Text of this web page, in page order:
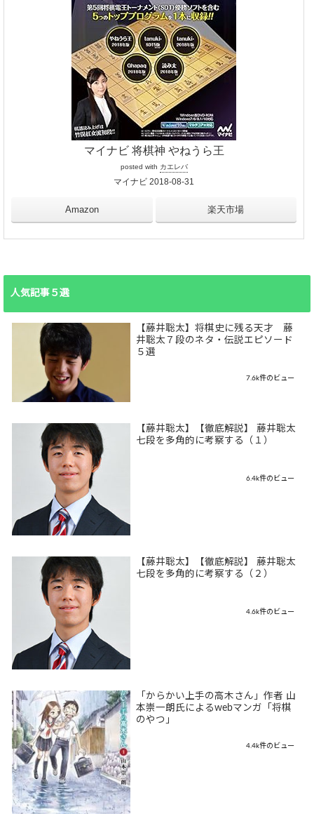
マイナビ 将棋神 やねうら王
posted with カエレバ
マイナビ 2018-08-31
Amazon 楽天市場
人気記事５選
【藤井聡太】将棋史に残る天才 藤
井聡太７段のネタ・伝説エピソード
５選
7.6k件のビュー
【藤井聡太】【徹底解説】 藤井聡太
七段を多角的に考察する（１）
6.4k件のビュー
【藤井聡太】【徹底解説】 藤井聡太
七段を多角的に考察する（２）
4.6k件のビュー
「からかい上手の高木さん」作者 山
本崇一朗氏によるwebマンガ「将棋
のやつ」
4.4k件のビュー